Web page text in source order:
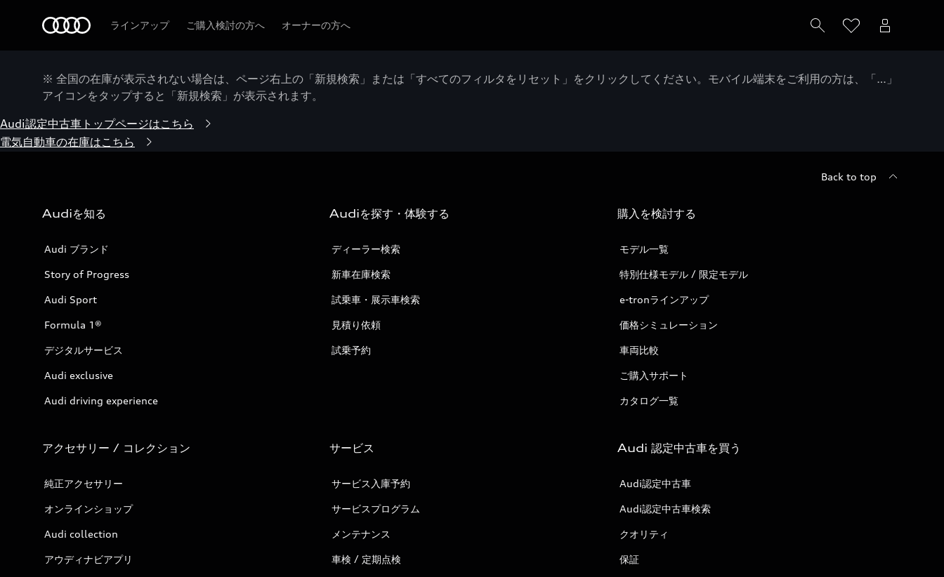
ラインアップ ご購入検討の方へ オーナーの方へ
※ 全国の在庫が表示されない場合は、ページ右上の「新規検索」または「すべてのフィルタをリセット」をクリックしてください。モバイル端末をご利用の方は、「…」
アイコンをタップすると「新規検索」が表示されます。
Audi認定中古車トップページはこちら
電気自動車の在庫はこちら
Back to top
Audiを知る
Audi ブランド
Story of Progress
Audi Sport
Formula 1®
デジタルサービス
Audi exclusive
Audi driving experience
Audiを探す・体験する
ディーラー検索
新車在庫検索
試乗車・展示車検索
見積り依頼
試乗予約
購入を検討する
モデル一覧
特別仕様モデル / 限定モデル
e-tronラインアップ
価格シミュレーション
車両比較
ご購入サポート
カタログ一覧
アクセサリー / コレクション
純正アクセサリー
オンラインショップ
Audi collection
アウディナビアプリ
サービス
サービス入庫予約
サービスプログラム
メンテナンス
車検 / 定期点検
Audi 認定中古車を買う
Audi認定中古車
Audi認定中古車検索
クオリティ
保証